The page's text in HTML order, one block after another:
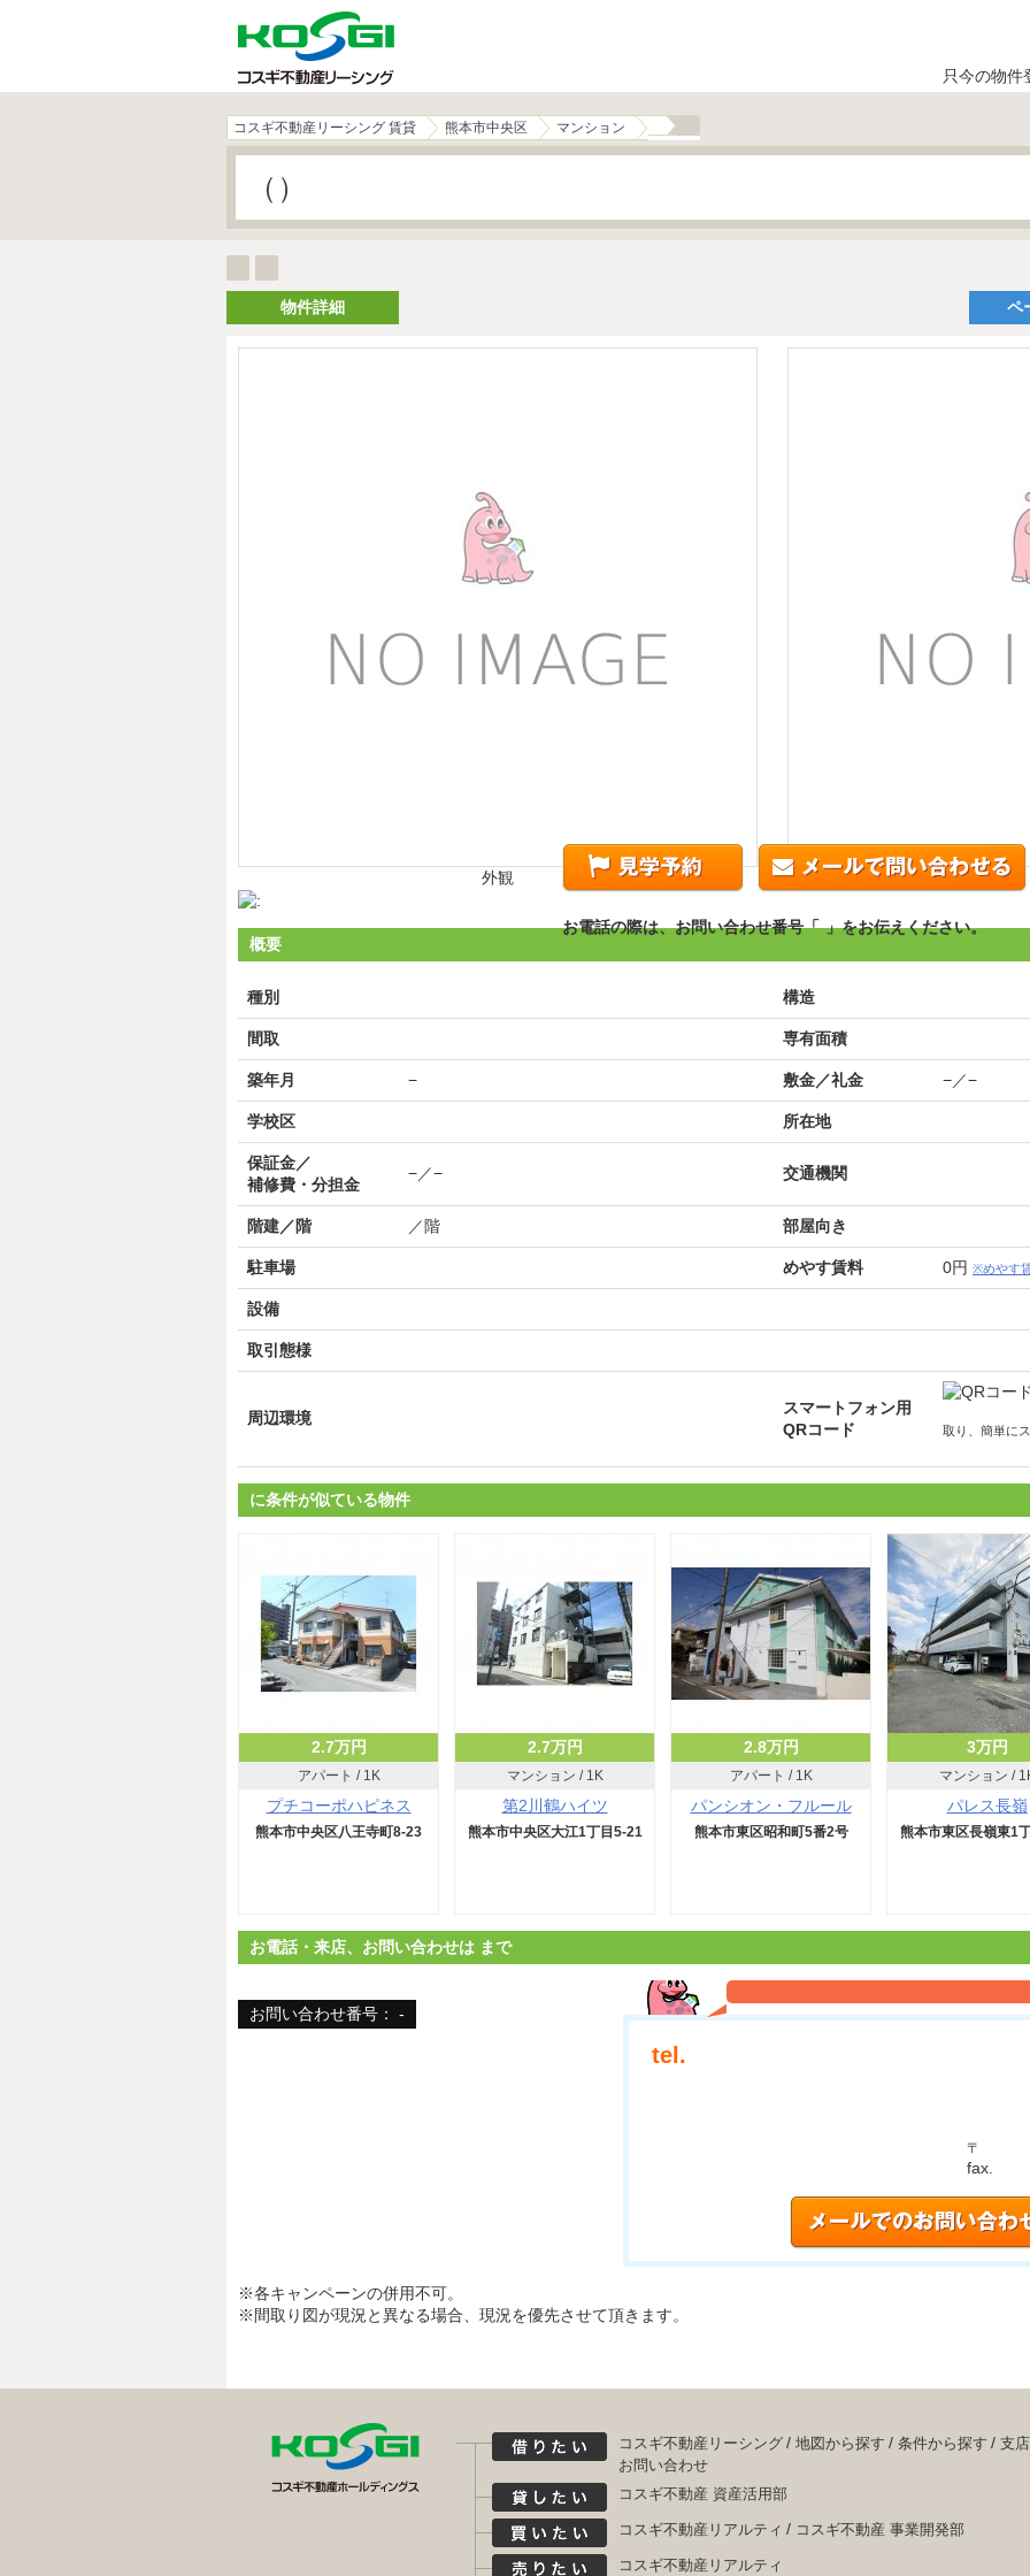
只今の物
コスギ不動産リーシング 賃貸 熊本市中央区 マンション
（）
物件詳細 ペ
外観
お電話の際は、お問い合わせ番号「-」をお伝えください。
概要
種別 構造
間取 専有面積
築年月 − 敷金／礼金 −／−
学校区 所在地
保証金／
補修費・分担金
−／− 交通機関
階建／階 ／階 部屋向き
駐車場 めやす賃料 0円 ※めやす
設備
取引態様
周辺環境
スマートフォン用
QRコード
取り、簡単に
に条件が似ている物件
2.7万円
アパート / 1K
プチコーポハピネス
熊本市中央区八王寺町8-23
2.7万円
マンション / 1K
第2川鶴ハイツ
熊本市中央区大江1丁目5-21
2.8万円
アパート / 1K
パンシオン・フルール
熊本市東区昭和町5番2号
3万円
マンション /
パレス長嶺
熊本市東区長嶺東1
お電話・来店、お問い合わせは まで
お問い合わせ番号： -
tel.
〒
fax.
※各キャンペーンの併用不可。
※間取り図が現況と異なる場合、現況を優先させて頂きます。
コスギ不動産リーシング 地図から探す 条件から探す
支
お問い合わせ
コスギ不動産 資産活用部
コスギ不動産リアルティ コスギ不動産 事業開発部
コスギ不動産リアルティ